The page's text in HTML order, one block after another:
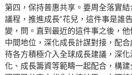
第四，保持普惠共享。要周全落實
議程，推進成長“花兒，這件事是誰
變，問。直到最近的這件事之後，
中間地位，深化成長計謀對接，配
待各方積極介入全球成長建議，深
化、成長籌資等範疇一起配合，構